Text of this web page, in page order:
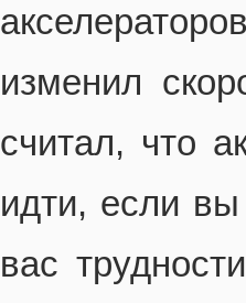
изменил
считал, что
идти, если
вас